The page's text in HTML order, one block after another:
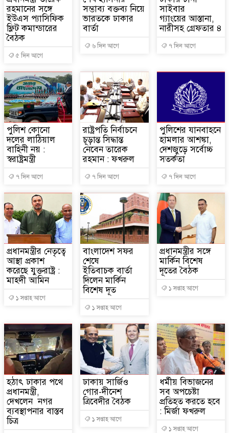
রহমানের সঙ্গে
ইউএস প্যাসিফিক
ফ্লিট কমান্ডারের
বৈঠক
৫ দিন আগে
সম্ভাব্য বক্তব্য নিয়ে
ভারতকে ঢাকার
বার্তা
৬ দিন আগে
সাইবার
গ্যাংয়ের আস্তানা,
নারীসহ গ্রেফতার ৪
৭ দিন আগে
পুলিশ কোনো
দলের লাঠিয়াল
বাহিনী নয় :
স্বরাষ্ট্রমন্ত্রী
৭ দিন আগে
রাষ্ট্রপতি নির্বাচনে
চূড়ান্ত সিদ্ধান্ত
নেবেন তারেক
রহমান : ফখরুল
৭ দিন আগে
পুলিশের যানবাহনে
হামলার আশঙ্কা,
দেশজুড়ে সর্বোচ্চ
সতর্কতা
৭ দিন আগে
প্রধানমন্ত্রীর নেতৃত্বে
আস্থা প্রকাশ
করেছে যুক্তরাষ্ট্র :
মাহ্দী আমিন
১ সপ্তাহ আগে
বাংলাদেশ সফর
শেষে
ইতিবাচক বার্তা
দিলেন মার্কিন
বিশেষ দূত
১ সপ্তাহ আগে
প্রধানমন্ত্রীর সঙ্গে
মার্কিন বিশেষ
দূতের বৈঠক
১ সপ্তাহ আগে
হঠাৎ ঢাকার পথে
প্রধানমন্ত্রী,
দেখলেন নগর
ব্যবস্থাপনার বাস্তব
চিত্র
ঢাকায় সার্জিও
গোর-দীনেশ
ত্রিবেদীর বৈঠক
১ সপ্তাহ আগে
ধর্মীয় বিভাজনের
সব অপচেষ্টা
প্রতিহত করতে হবে
: মির্জা ফখরুল
১ সপ্তাহ আগে